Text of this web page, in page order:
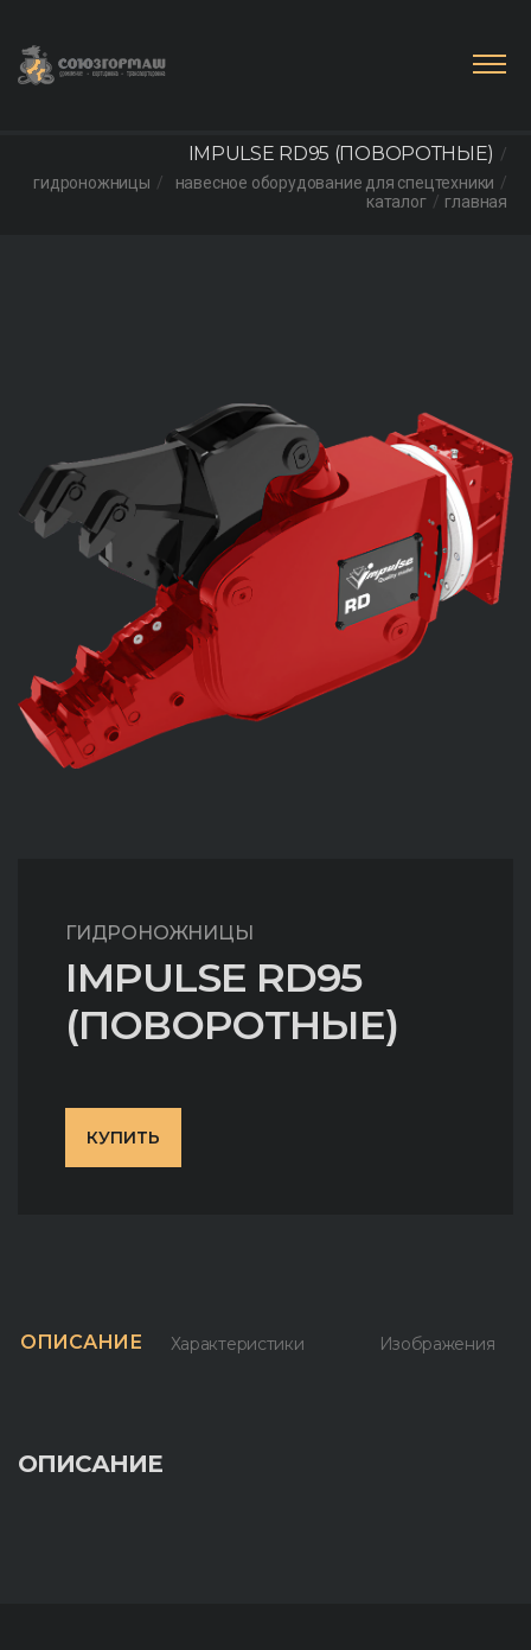
главная
каталог
навесное оборудование для спецтехники
гидроножницы
IMPULSE RD95 (ПОВОРОТНЫЕ)
ГИДРОНОЖНИЦЫ
IMPULSE RD95
(ПОВОРОТНЫЕ)
КУПИТЬ
ОПИСАНИЕ Характеристики Изображения
ОПИСАНИЕ